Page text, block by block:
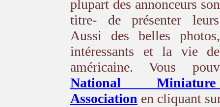
plupart des annonceurs
titre- de présenter
Aussi des belles
intéressants et la vie
américaine. Vous
National
Association en cliquant